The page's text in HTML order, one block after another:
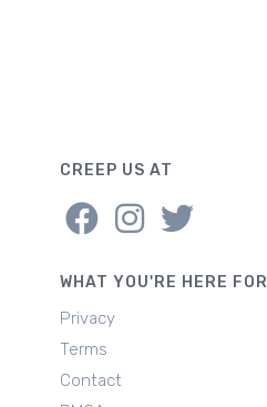
CREEP US AT
WHAT YOU'RE HERE FOR
Privacy
Terms
Contact